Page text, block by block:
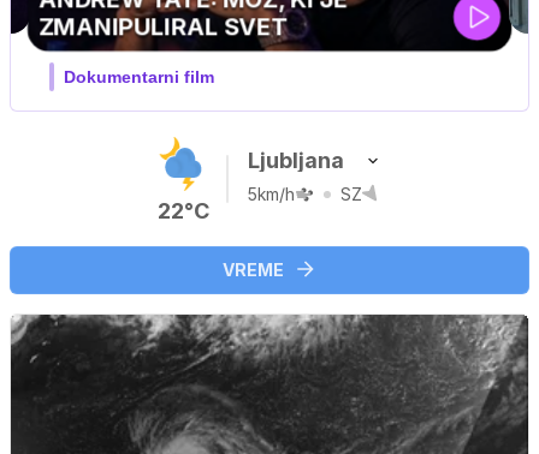
MOJ PRIJATELJ PINGVIN
Film meseca / družinski, pustolovski
22°C
Ljubljana
5km/h SZ
VREME